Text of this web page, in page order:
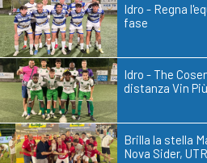
Idro - Regna
fase
Idro - The
distanza Vin Più
Brilla la stella
Nova Sider,